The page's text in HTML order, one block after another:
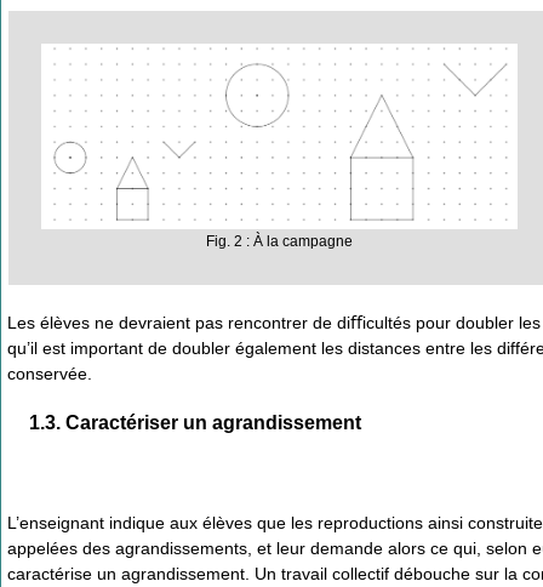
Fig. 2 : À la campagne
Les élèves ne devraient pas rencontrer de diﬀicultés pour doubler
qu’il est important de doubler également les distances entre les
conservée.
1.3. Caractériser un agrandissement
L’enseignant indique aux élèves que les reproductions ainsi
appelées des agrandissements, et leur demande alors ce qui, selon
caractérise un agrandissement. Un travail collectif débouche sur la